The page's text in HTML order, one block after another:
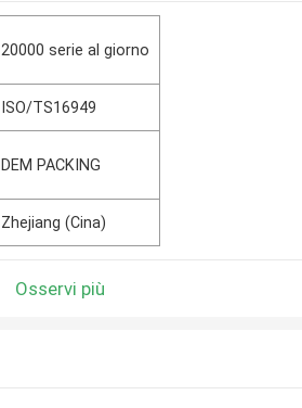
20000 serie al giorno
ISO/TS16949
DEM PACKING
Zhejiang (Cina)
Osservi più